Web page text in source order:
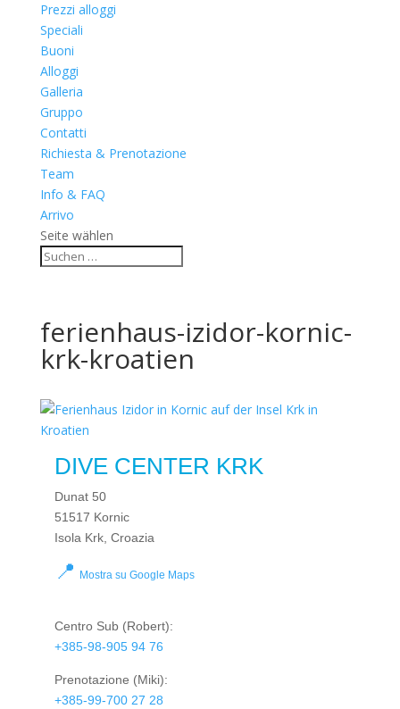
Prezzi alloggi
Speciali
Buoni
Alloggi
Galleria
Gruppo
Contatti
Richiesta & Prenotazione
Team
Info & FAQ
Arrivo
Seite wählen
ferienhaus-izidor-kornic-
krk-kroatien
DIVE CENTER KRK
Dunat 50
51517 Kornic
Isola Krk, Croazia
📍 Mostra su Google Maps
Centro Sub(Robert):
+385-98-905 94 76
Prenotazione (Miki):
+385-99-700 27 28